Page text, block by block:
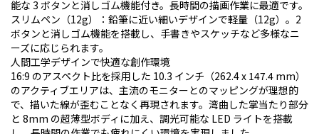
能な 3 ボタンと消しゴム機能付き。長時間の描画作業に最適です。
スリムペン（12g）：鉛筆に近い細いデザインで軽量（12g）。2
ボタンと消しゴム機能を搭載し、手書きやスケッチなど多様なニ
ーズに応じられます。
人間工学デザインで快適な創作環境
16:9 のアスペクト比を採用した 10.3 インチ（262.4 x 147.4 mm）
のアクティブエリアは、主流のモニターとのマッピングが理想的
で、描いた線が歪むことなく再現されます。湾曲した掌当たり部分
と 8mm の超薄型ボディに加え、調光可能な LED ライトを搭載